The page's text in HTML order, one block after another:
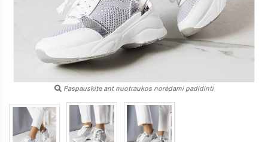
Paspauskite ant nuotraukos norėdami padidinti